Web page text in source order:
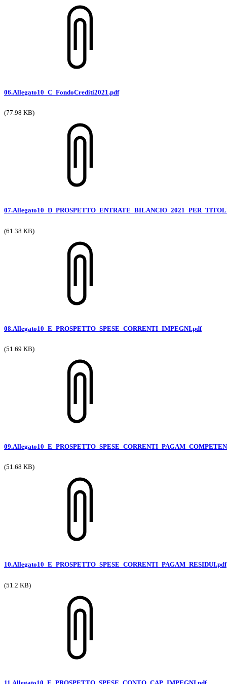
06.Allegato10_C_FondoCrediti2021.pdf
(77.98 KB)
(61.38 KB)
08.Allegato10_E_PROSPETTO_SPESE_CORRENTI_IMPEGNI.pdf
(51.69 KB)
(51.68 KB)
10.Allegato10_E_PROSPETTO_SPESE_CORRENTI_PAGAM_RESIDUI.pdf
(51.2 KB)